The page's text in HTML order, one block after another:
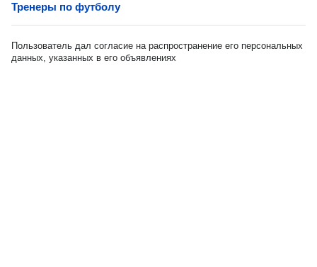
Тренеры по футболу
Пользователь дал согласие на распространение его персональных
данных, указанных в его объявлениях